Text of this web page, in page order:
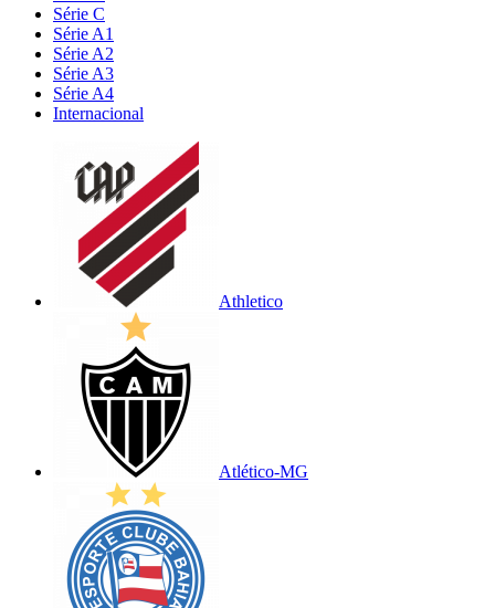
Série C
Série A1
Série A2
Série A3
Série A4
Internacional
Athletico
Atlético-MG